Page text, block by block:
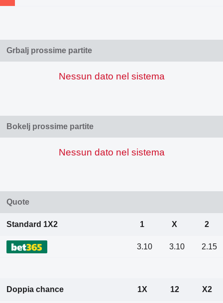
Grbalj prossime partite
Nessun dato nel sistema
Bokelj prossime partite
Nessun dato nel sistema
Quote
Standard 1X2 1 X 2
3.10 3.10 2.15
Doppia chance 1X 12 X2